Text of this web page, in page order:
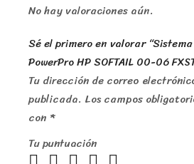
No hay valoraciones aún.
Sé el primero en valorar
PowerPro HP SOFTAIL 00-06
Tu dirección de correo
publicada. Los campos
con *
Tu puntuación